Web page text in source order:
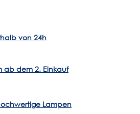
von 24h
ab dem 2. Einkauf
Lampen